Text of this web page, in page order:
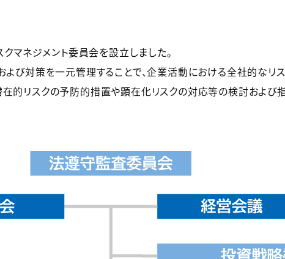
マネジメント委員会を設立しました。
び対策を一元管理することで、企業活動における全社的なリ
的リスクの予防的措置や顕在化リスクの対応等の検討および